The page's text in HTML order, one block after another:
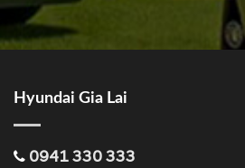
Hyundai Gia Lai
0941 330 333